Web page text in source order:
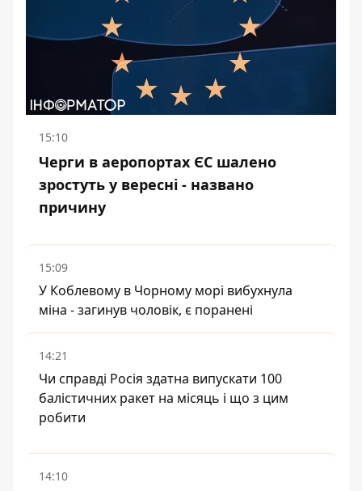
15:10
Черги в аеропортах ЄС шалено
зростуть у вересні - названо
причину
15:09
У Коблевому в Чорному морі вибухнула
міна - загинув чоловік, є поранені
14:21
Чи справді Росія здатна випускати 100
балістичних ракет на місяць і що з цим
робити
14:10